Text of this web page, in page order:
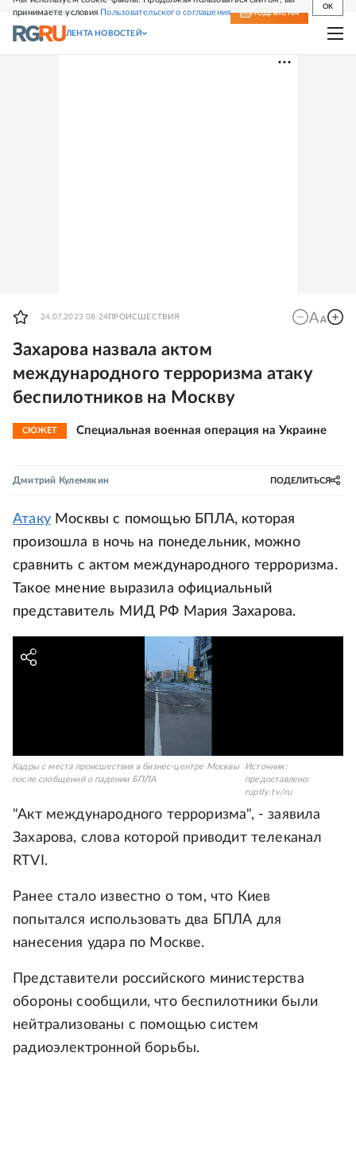
принимаете условия Пользовательского соглашения
OK
СВЕЖИЙ НОМЕР ПОДПИСКА
ЛЕНТА НОВОСТЕЙ
24.07.2023 08:24 ПРОИСШЕСТВИЯ
Захарова назвала актом
международного терроризма атаку
беспилотников на Москву
СЮЖЕТ Специальная военная операция на Украине
Дмитрий Кулемякин ПОДЕЛИТЬСЯ
АтакуМосквы с помощью БПЛА, которая
произошла в ночь на понедельник, можно
сравнить с актом международного терроризма.
Такое мнение выразила официальный
представитель МИД РФ Мария Захарова.
Кадры с места происшествия в бизнес-центре Москвы
после сообщений о падении БПЛА
Источник:
предоставлено:
ruptly.tv/ru
"Акт международного терроризма", - заявила
Захарова, слова которой приводит телеканал
RTVI.
Ранее стало известно о том, что Киев
попытался использовать два БПЛА для
нанесения удара по Москве.
Представители российского министерства
обороны сообщили, что беспилотники были
нейтрализованы с помощью систем
радиоэлектронной борьбы.